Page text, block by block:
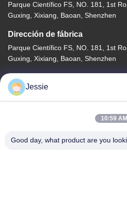
Parque Científico FS, NO. 181, 1st
Guxing, Xixiang, Baoan, Shenzhen
Dirección de fábrica
Parque Científico FS, NO. 181, 1st
Guxing, Xixiang, Baoan, Shenzhen
Teléfono
86-0755-22300563
Jessie
10:59 AM
Good day, what product are you